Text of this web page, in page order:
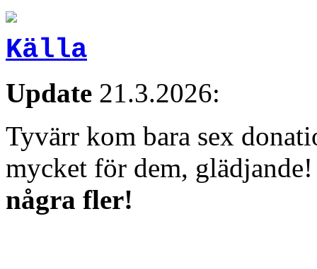
Källa
Update 21.3.2026:
Tyvärr kom bara sex
mycket för dem,
några fler!